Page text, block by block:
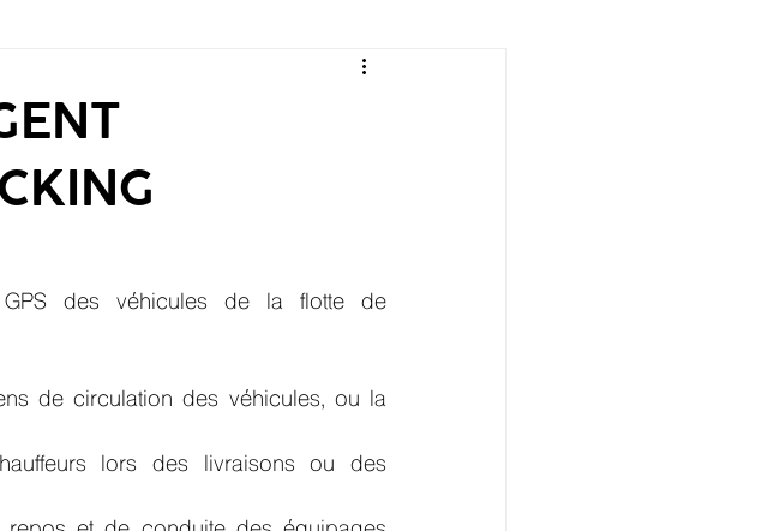
des véhicules de la flotte de
de circulation des véhicules, ou la
lors des livraisons ou des